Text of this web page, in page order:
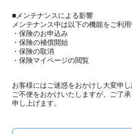
■メンテナンスによる影響
メンテナンス中は以下の機能をご利
・保険のお申込み
・保険の補償開始
・保険の取消
・保険マイページの閲覧
お客様にはご迷惑をおかけし大変申し
ご不便をおかけいたしますが、ご了
申し上げます。